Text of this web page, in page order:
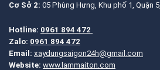
Cơ Sở 2: 05 Phùng Hưng, Khu phố 1, Quận
Hotline: 0961 894 472
Zalo: 0961 894 472
Email: xaydungsaigon24h@gmail.com
Website: www.lammaiton.com